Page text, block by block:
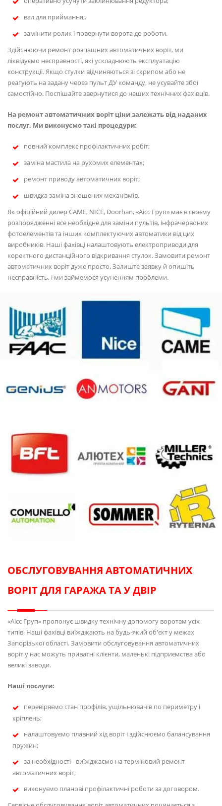
вал для приймання;.
замінити ролик і повернути ворота до роботи.
Здійснюючи ремонт розпашних автоматичних воріт, ми
ліквідуємо несправності, які ускладнюють експлуатацію
конструкції. Якщо стулки відчиняються зі скрипом або не
реагують на задану через пульт ДУ команду, не усувайте збої
самостійно. Поспішайте звернутися до наших технічних фахівців.
На ремонт автоматичних воріт ціни залежать від наданих
послуг. Ми виконуємо такі процедури:
повний комплекс профілактичних робіт;
заміна мастила на рухомих елементах;
ремонт приводу автоматичних воріт;
швидка заміна зношених механізмів.
Як офіційний дилер CAME, NICE, Doorhan, «Аісс Груп» має в своєму
розпорядженні все необхідне для заміни пультів, інфрачервоних
фотоелементів та інших комплектуючих автоматики від цих
виробників. Наші фахівці налаштовують електроприводи для
коректного дистанційного відкривання стулок. Замовити ремонт
автоматичних воріт дуже просто. Залиште заявку й опишіть
несправність, і ми займемося усуненням проблеми.
ОБСЛУГОВУВАННЯ АВТОМАТИЧНИХ
ВОРІТ ДЛЯ ГАРАЖА ТА У ДВІР
«Аісс Груп» пропонує швидку технічну допомогу воротам усіх
типів. Наші фахівці виїжджають на будь-який об'єкт у межах
Запорізької області. Замовити обслуговування автоматичних
воріт у нас можуть приватні клієнти, маленькі підприємства або
великі заводи.
Наші послуги:
перевіряємо стан профілів, ущільнювачів по периметру і
кріплень;
налаштовуємо плавний хід воріт і здійснюємо балансування
пружин;
за необхідності - виїжджаємо на терміновий ремонт
автоматичних воріт;
виконуємо планові профілактичні роботи за договором.